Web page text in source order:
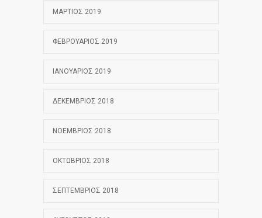
ΜΆΡΤΙΟΣ 2019
ΦΕΒΡΟΥΆΡΙΟΣ 2019
ΙΑΝΟΥΆΡΙΟΣ 2019
ΔΕΚΈΜΒΡΙΟΣ 2018
ΝΟΈΜΒΡΙΟΣ 2018
ΟΚΤΏΒΡΙΟΣ 2018
ΣΕΠΤΈΜΒΡΙΟΣ 2018